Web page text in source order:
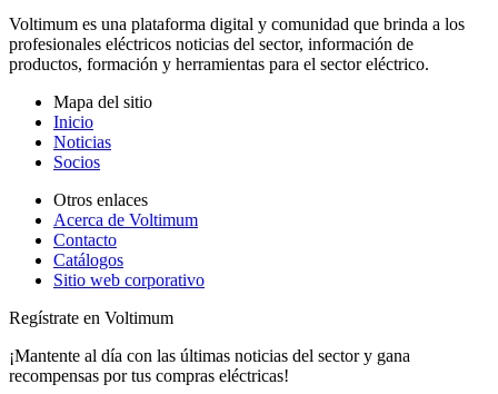
Voltimum es una plataforma digital y comunidad que brinda a los
profesionales eléctricos noticias del sector, información de
productos, formación y herramientas para el sector eléctrico.
Mapa del sitio
Inicio
Noticias
Socios
Otros enlaces
Acerca de Voltimum
Contacto
Catálogos
Sitio web corporativo
Regístrate en Voltimum
¡Mantente al día con las últimas noticias del sector y gana
recompensas por tus compras eléctricas!